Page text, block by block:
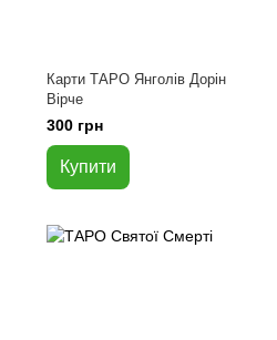
Карти ТАРО Янголів Дорін
Вірче
300 грн
Купити